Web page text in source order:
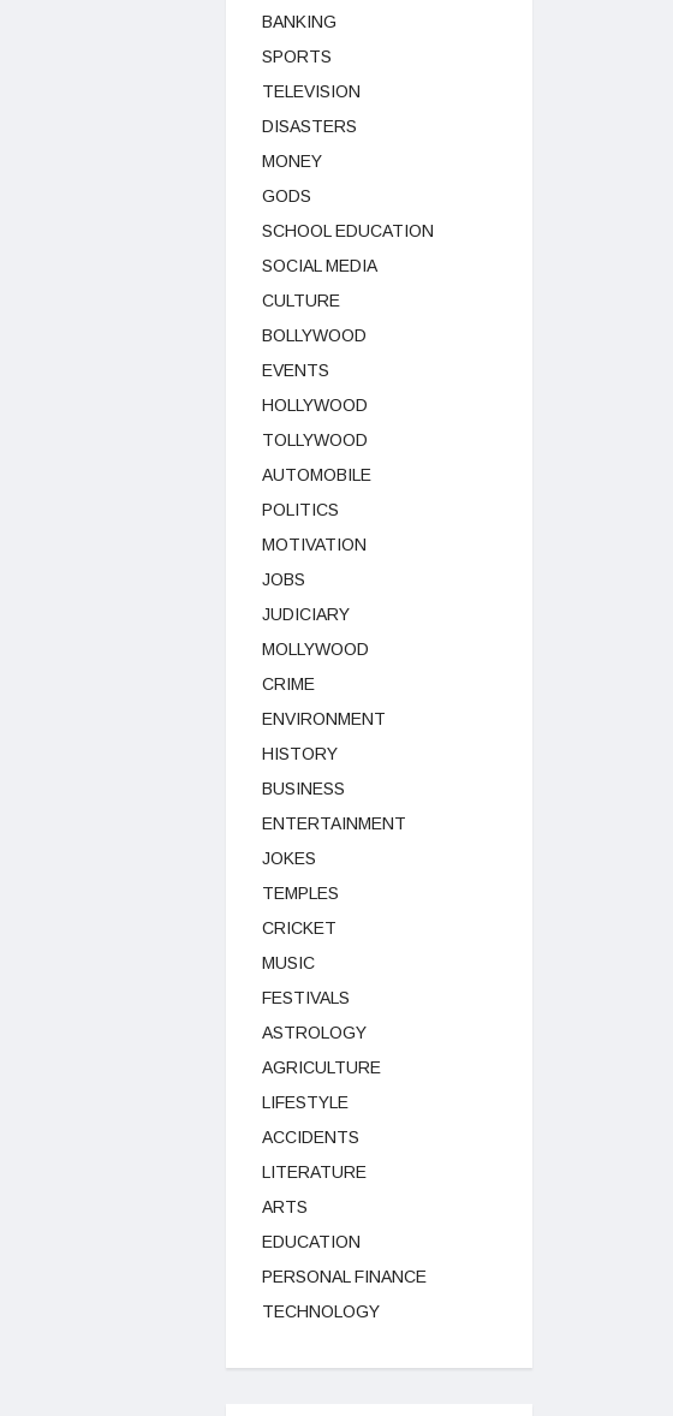
BANKING
SPORTS
TELEVISION
DISASTERS
MONEY
GODS
SCHOOL EDUCATION
SOCIAL MEDIA
CULTURE
BOLLYWOOD
EVENTS
HOLLYWOOD
TOLLYWOOD
AUTOMOBILE
POLITICS
MOTIVATION
JOBS
JUDICIARY
MOLLYWOOD
CRIME
ENVIRONMENT
HISTORY
BUSINESS
ENTERTAINMENT
JOKES
TEMPLES
CRICKET
MUSIC
FESTIVALS
ASTROLOGY
AGRICULTURE
LIFESTYLE
ACCIDENTS
LITERATURE
ARTS
EDUCATION
PERSONAL FINANCE
TECHNOLOGY